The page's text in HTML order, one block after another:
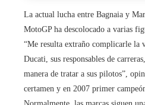
La actual lucha entre Bagnaia y
MotoGP ha descolocado a varias
“Me resulta extraño complicarle la
Ducati, sus responsables de
manera de tratar a sus pilotos”,
certamen y en 2007 primer